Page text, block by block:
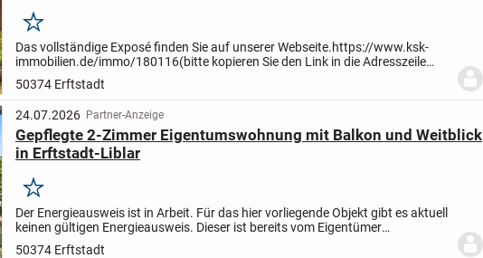
Merken
Das vollständige Exposé finden Sie auf unserer Webseite.https://www.ksk-
immobilien.de/immo/180116(bitte kopieren Sie den Link in die Adresszeile
Ihres Browsers)
50374 Erftstadt
24.07.2026 Partner-Anzeige
Gepflegte 2-Zimmer Eigentumswohnung mit Balkon und Weitblick
in Erftstadt-Liblar
Merken
Der Energieausweis ist in Arbeit. Für das hier vorliegende Objekt gibt es aktuell
keinen gültigen Energieausweis. Dieser ist bereits vom Eigentümer
beantragt.
Diese gepflegte Eigentumswohnung...
50374 Erftstadt